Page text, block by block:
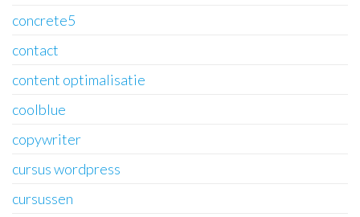
concrete5
contact
content optimalisatie
coolblue
copywriter
cursus wordpress
cursussen